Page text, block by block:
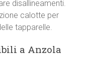
disallineamenti.
calotte per
tapparelle.
a Anzola